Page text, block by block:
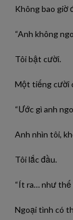
Không bao giờ
“Anh không
Tôi bật cười.
Một tiếng cười
“Ước gì anh
Anh nhìn tôi,
Tôi lắc đầu.
“Ít ra… như thế
Ngoại tình có